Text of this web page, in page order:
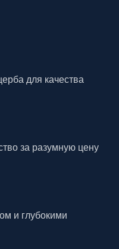
для качества
за разумную цену
и глубокими